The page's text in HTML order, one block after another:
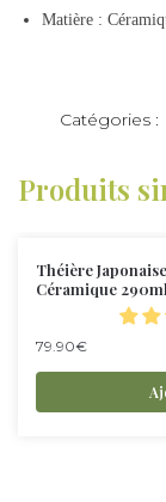
Matière :
Catégories :
Produits
Théière
Céramique
79.90€